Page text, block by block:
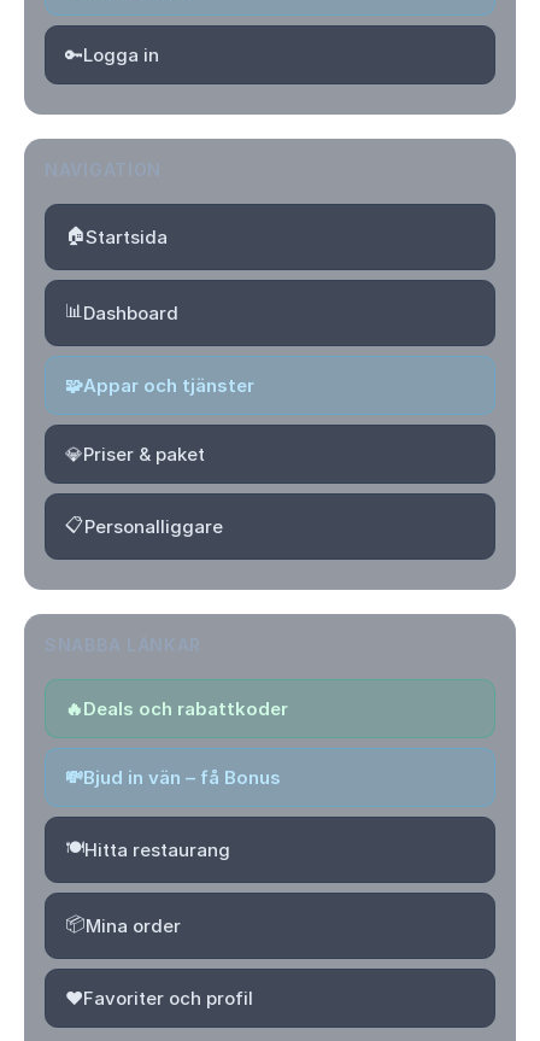
🔑Logga in
🏠Startsida
📊Dashboard
🧩Appar och tjänster
💎Priser & paket
📋Personalliggare
🔥Deals och rabattkoder
💸Bjud in vän – få Bonus
🍽️Hitta restaurang
📦Mina order
❤️Favoriter och profil